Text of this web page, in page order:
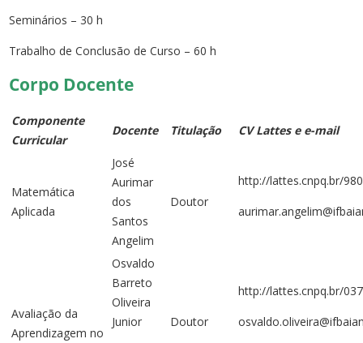
Seminários – 30 h
Trabalho de Conclusão de Curso – 60 h
Corpo Docente
Componente
Curricular
Docente Titulação CV Lattes e e-mail
Matemática
Aplicada
José
Aurimar
dos
Santos
Angelim
Doutor
http://lattes.cnpq.br/
Avaliação da
Aprendizagem no
Osvaldo
Barreto
Oliveira
Junior
Doutor
http://lattes.cnpq.br/